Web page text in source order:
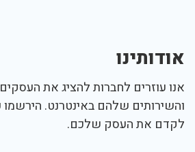
אודותינו
אנו עוזרים לחברות להציג את
והשירותים שלהם באינטרנט. הירשמו
לקדם את העסק שלכם.